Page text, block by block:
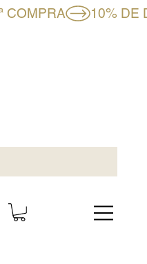
COMPRA